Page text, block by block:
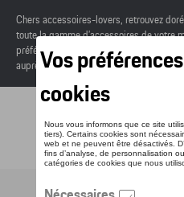
Chers accessoires-lovers, retrouvez
toute la gamme d’accessoires de votre
préférée sous forme de catalogue à
auprès de votre concessionaire.